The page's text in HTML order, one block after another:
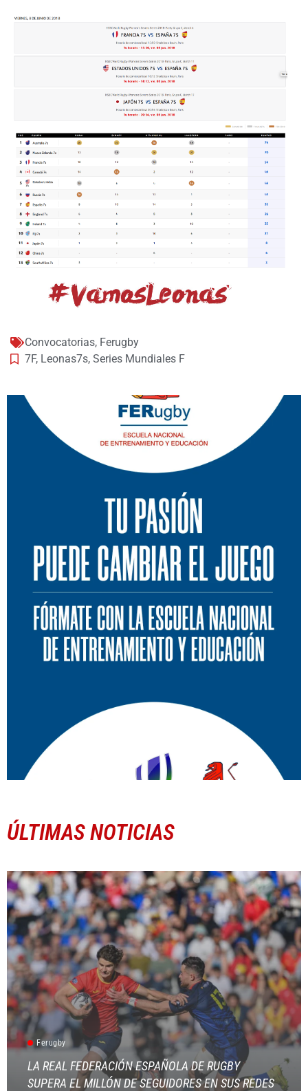
Convocatorias, Ferugby
7F, Leonas7s, Series Mundiales F
ÚLTIMAS NOTICIAS
Ferugby
LA REAL FEDERACIÓN ESPAÑOLA DE RUGBY
SUPERA EL MILLÓN DE SEGUIDORES EN SUS REDES